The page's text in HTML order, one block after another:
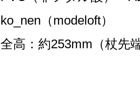
ko_nen（modeloft）
全高：約253mm（杖先